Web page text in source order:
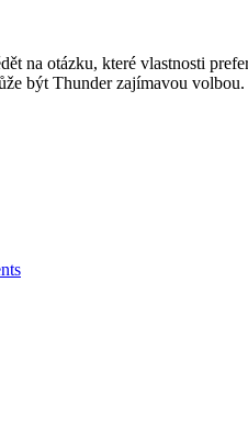
otázku, které vlastnosti
být Thunder zajímavou volbou.